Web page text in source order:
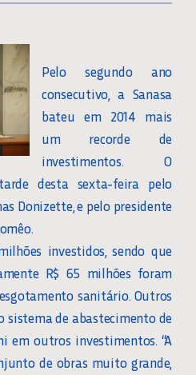
Pelo segundo ano
consecutivo, a Sanasa
bateu em 2014 mais
um recorde de
investimentos. O
desta sexta-feira pelo
Donizette, e pelo presidente
investidos, sendo que
R$ 65 milhões foram
sanitário. Outros
sistema de abastecimento de
em outros investimentos. “A
de obras muito grande,